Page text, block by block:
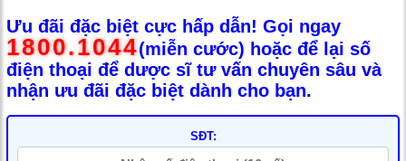
Ưu đãi đặc biệt cực hấp dẫn! Gọi ngay
1800.1044(miễn cước) hoặc để lại số
điện thoại để dược sĩ tư vấn chuyên sâu và
nhận ưu đãi đặc biệt dành cho bạn.
SĐT: